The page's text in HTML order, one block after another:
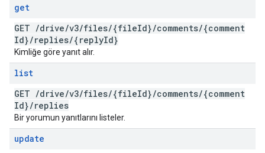
get
GET /drive/v3/files/{fileId}/comments/{comment
Id}/replies/{replyId}
Kimliğe göre yanıt alır.
list
GET /drive/v3/files/{fileId}/comments/{comment
Id}/replies
Bir yorumun yanıtlarını listeler.
update